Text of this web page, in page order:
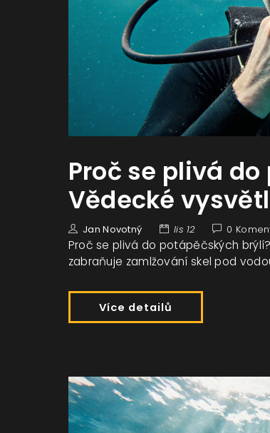
Proč se plivá
Vědecké
Jan Novotný lis 12 0
Proč se plivá do potápěčských
zabraňuje zamlžování skel pod
Více detailů